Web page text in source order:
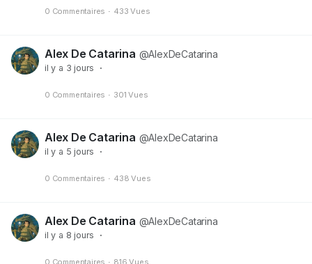
0 Commentaires · 433 Vues
Alex De Catarina @AlexDeCatarina
il y a 3 jours ·
0 Commentaires · 301 Vues
Alex De Catarina @AlexDeCatarina
il y a 5 jours ·
0 Commentaires · 438 Vues
Alex De Catarina @AlexDeCatarina
il y a 8 jours ·
0 Commentaires · 816 Vues